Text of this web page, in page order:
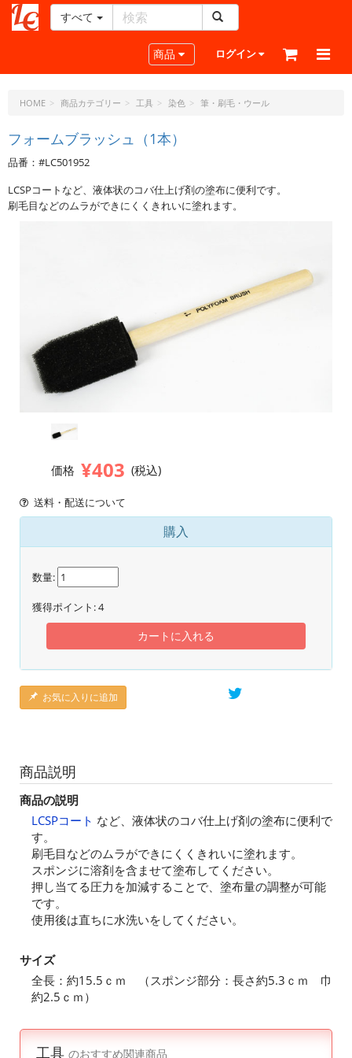
ー
ラ
ト・
ド
ッ
ト・
ジ
すべて
Toggle navigation
商品 ログイン
HOME 商品カテゴリー 工具 染色 筆・刷毛・ウール
フォームブラッシュ（1本）
品番：#LC501952
LCSPコートなど、液体状のコバ仕上げ剤の塗布に便利です。
刷毛目などのムラができにくくきれいに塗れます。
価格 ¥403 (税込)
送料・配送について
購入
数量:
獲得ポイント:4
カートに入れる
お気に入りに追加
商品説明
商品の説明
LCSPコート など、液体状のコバ仕上げ剤の塗布に便利で
す。
刷毛目などのムラができにくくきれいに塗れます。
スポンジに溶剤を含ませて塗布してください。
押し当てる圧力を加減することで、塗布量の調整が可能
です。
使用後は直ちに水洗いをしてください。
サイズ
全長：約15.5ｃｍ （スポンジ部分：長さ約5.3ｃｍ 巾
約2.5ｃｍ）
工具 のおすすめ関連商品